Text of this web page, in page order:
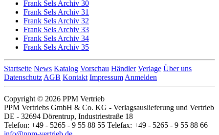
Frank Sels Archiv 30
Frank Sels Archiv 31
Frank Sels Archiv 32
Frank Sels Archiv 33
Frank Sels Archiv 34
Frank Sels Archiv 35
Startseite News Katalog Vorschau Händler Verlage Über uns
Datenschutz AGB Kontakt Impressum Anmelden
Copyright © 2026 PPM Vertrieb
PPM Vertriebs GmbH & Co. KG - Verlagsauslieferung und Vertrieb
DE - 32694 Dörentrup, Industriestraße 18
Telefon: +49 - 5265 - 9 55 88 55 Telefax: +49 - 5265 - 9 55 88 66